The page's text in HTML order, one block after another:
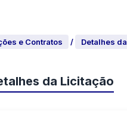
e Contratos /
Detalhes da
da Licitação